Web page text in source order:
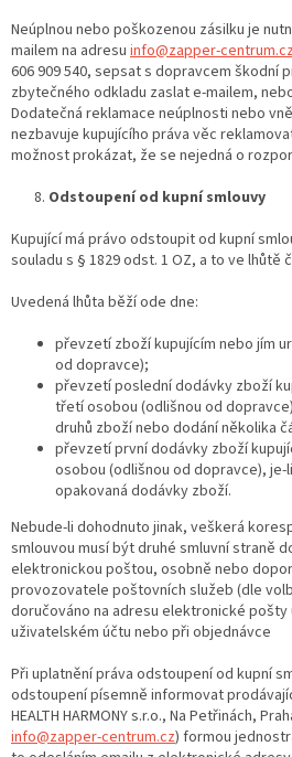
Neúplnou nebo poškozenou zásilku je
mailem na adresu info@zapper-centrum.cz
606 909 540, sepsat s dopravcem škodní
zbytečného odkladu zaslat e-mailem,
Dodatečná reklamace neúplnosti nebo
nezbavuje kupujícího práva věc
možnost prokázat, že se nejedná o
8. Odstoupení od kupní smlouvy
Kupující má právo odstoupit od kupní
souladu s § 1829 odst. 1 OZ, a to ve lhůtě
Uvedená lhůta běží ode dne:
převzetí zboží kupujícím nebo jím
od dopravce);
převzetí poslední dodávky zboží
třetí osobou (odlišnou od
druhů zboží nebo dodání několika
převzetí první dodávky zboží
osobou (odlišnou od dopravce),
opakovaná dodávky zboží.
Nebude-li dohodnuto jinak, veškerá
smlouvou musí být druhé smluvní straně
elektronickou poštou, osobně nebo
provozovatele poštovních služeb (dle
doručováno na adresu elektronické pošty
uživatelském účtu nebo při objednávce
Při uplatnění práva odstoupení od kupní
odstoupení písemně informovat
HEALTH HARMONY s.r.o., Na Petřinách,
info@zapper-centrum.cz) formou